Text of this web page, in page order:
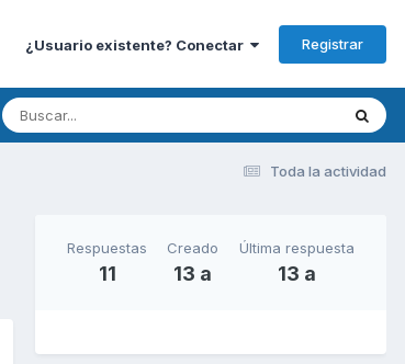
¿Usuario existente? Conectar Registrar
Toda la actividad
Respuestas
11
Creado
13 a
Última respuesta
13 a